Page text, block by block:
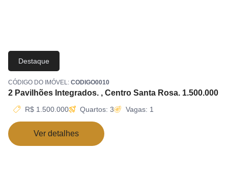
Destaque
CÓDIGO DO IMÓVEL: CODIGO0010
2 Pavilhões Integrados. , Centro Santa Rosa. 1.500.000
R$ 1.500.000 Quartos: 3 Vagas: 1
Ver detalhes